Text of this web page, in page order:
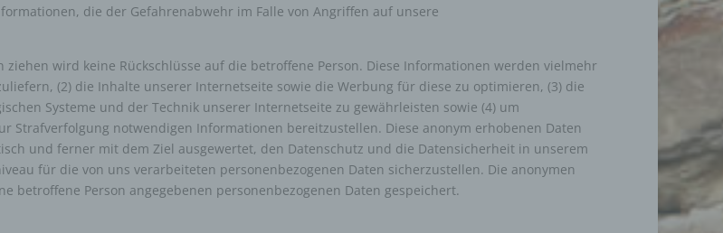
die der Gefahrenabwehr im Falle von Angriffen auf unsere
wird keine Rückschlüsse auf die betroffene Person. Diese Informationen werden vielmehr
(2) die Inhalte unserer Internetseite sowie die Werbung für diese zu optimieren, (3) die
Systeme und der Technik unserer Internetseite zu gewährleisten sowie (4) um
Strafverfolgung notwendigen Informationen bereitzustellen. Diese anonym erhobenen Daten
und ferner mit dem Ziel ausgewertet, den Datenschutz und die Datensicherheit in unserem
für die von uns verarbeiteten personenbezogenen Daten sicherzustellen. Die anonymen
betroffene Person angegebenen personenbezogenen Daten gespeichert.
Daten nicht einer identifizierten oder identifizierbaren
werden.
für die Verarbeitung Verantwortlicher ist die
Person, Behörde, Einrichtung oder andere
gemeinsam mit anderen über die Zwecke und Mittel
personenbezogenen Daten entscheidet. Sind die
Verarbeitung durch das Unionsrecht oder das
vorgegeben, so kann der Verantwortliche
die bestimmten Kriterien seiner Benennung